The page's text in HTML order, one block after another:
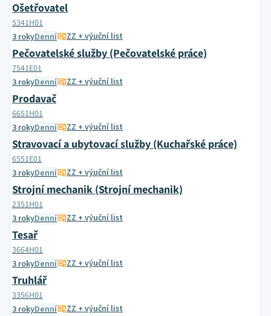
Ošetřovatel
5341H01
3 rokyDenní ZZ + výuční list
Pečovatelské služby (Pečovatelské práce)
7541E01
3 rokyDenní ZZ + výuční list
Prodavač
6651H01
3 rokyDenní ZZ + výuční list
Stravovací a ubytovací služby (Kuchařské práce)
6551E01
3 rokyDenní ZZ + výuční list
Strojní mechanik (Strojní mechanik)
2351H01
3 rokyDenní ZZ + výuční list
Tesař
3664H01
3 rokyDenní ZZ + výuční list
Truhlář
3356H01
3 rokyDenní ZZ + výuční list